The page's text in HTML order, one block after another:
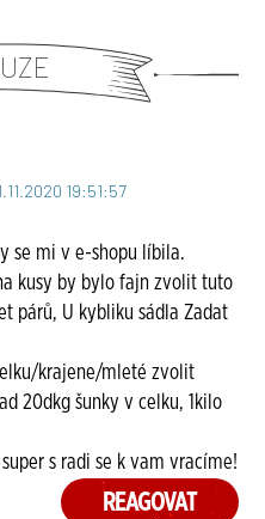
19:51:57
se mi v e-shopu líbila.
kusy by bylo fajn zvolit tuto
párů, U kybliku sádla Zadat
krajene/mleté zvolit
20dkg šunky v celku, 1kilo
s radi se k vam vracíme!
REAGOVAT